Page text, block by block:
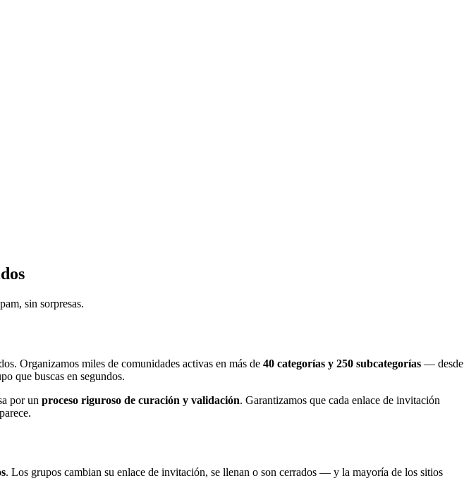
sin sorpresas.
Organizamos miles de comunidades activas en más de 40 categorías y 250 subcategorías — desde
que buscas en segundos.
por un proceso riguroso de curación y validación. Garantizamos que cada enlace de invitación
. Los grupos cambian su enlace de invitación, se llenan o son cerrados — y la mayoría de los sitios